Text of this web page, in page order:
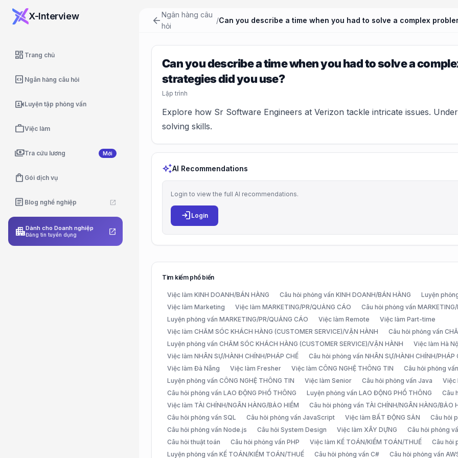
X-Interview
dashboard Trang chủ
code_blocks Ngân hàng câu hỏi
video_camera_frontLuyện tập phỏng vấn
workViệc làm
paymentsTra cứu lương Mới
shopping_bag Gói dịch vụ
article Blog nghề nghiệp open_in_new
apartmentDành cho Doanh nghiệp
Đăng tin tuyển dụng open_in_new
arrow_backNgân hàng câu
hỏi
/
Can you describe a time when you had to solve a
strategies did you use?
Lập trình
Explore how Sr Software Engineers at Verizon tackle intricate issues.
solving skills.
auto_awesomeAI Recommendations
Login to view the full AI recommendations.
login Login
Tìm kiếm phổ biến
Việc làm KINH DOANH/BÁN HÀNG Câu hỏi phỏng vấn KINH DOANH/BÁN HÀNG Luyện
Việc làm Marketing
Việc làm MARKETING/PR/QUẢNG CÁO
Câu hỏi phỏng vấn
Luyện phỏng vấn MARKETING/PR/QUẢNG CÁO
Việc làm Remote
Việc làm Part-time
Việc làm CHĂM SÓC KHÁCH HÀNG (CUSTOMER SERVICE)/VẬN HÀNH
Câu hỏi phỏng vấn
Luyện phỏng vấn CHĂM SÓC KHÁCH HÀNG (CUSTOMER SERVICE)/VẬN HÀNH
Việc làm Hà
Việc làm NHÂN SỰ/HÀNH CHÍNH/PHÁP CHẾ
Câu hỏi phỏng vấn NHÂN SỰ/HÀNH CHÍNH/PHÁP
Việc làm Đà Nẵng
Việc làm Fresher Việc làm CÔNG NGHỆ THÔNG TIN
Câu hỏi phỏng
Luyện phỏng vấn CÔNG NGHỆ THÔNG TIN
Việc làm Senior Câu hỏi phỏng vấn Java
Việc
Câu hỏi phỏng vấn LAO ĐỘNG PHỔ THÔNG
Luyện phỏng vấn LAO ĐỘNG PHỔ THÔNG Câu
Việc làm TÀI CHÍNH/NGÂN HÀNG/BẢO HIỂM
Câu hỏi phỏng vấn TÀI CHÍNH/NGÂN HÀNG/BẢO
Câu hỏi phỏng vấn SQL
Câu hỏi phỏng vấn JavaScript Việc làm BẤT ĐỘNG SẢN Câu hỏi
Câu hỏi phỏng vấn Node.js
Câu hỏi System Design Việc làm XÂY DỰNG Câu hỏi phỏng
Câu hỏi thuật toán
Câu hỏi phỏng vấn PHP Việc làm KẾ TOÁN/KIỂM TOÁN/THUẾ
Câu hỏi
Luyện phỏng vấn KẾ TOÁN/KIỂM TOÁN/THUẾ
Câu hỏi phỏng vấn C# Câu hỏi phỏng vấn